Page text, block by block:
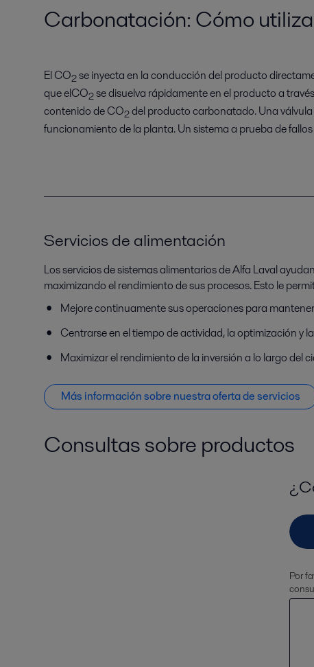
Carbonatación: Cómo
El CO2se inyecta en la conducción del producto
que elCO2se disuelva rápidamente en el producto a
contenido de CO2del producto carbonatado. Una
funcionamiento de la planta. Un sistema a prueba de
Servicios de alimentación
Los servicios de sistemas alimentarios de Alfa Laval
maximizando el rendimiento de sus procesos. Esto le
Mejore continuamente sus operaciones para
Centrarse en el tiempo de actividad, la optimización y
Maximizar el rendimiento de la inversión a lo largo del
Más información sobre nuestra oferta de servicios
Consultas sobre productos
Por